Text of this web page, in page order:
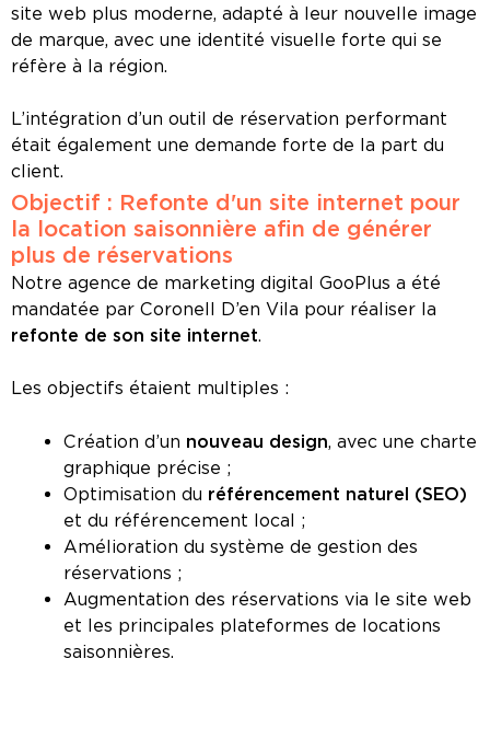
site web plus moderne, adapté à leur nouvelle image
de marque, avec une identité visuelle forte qui se
réfère à la région.
L’intégration d’un outil de réservation performant
était également une demande forte de la part du
client.
Objectif : Refonte d'un site internet pour
la location saisonnière afin de générer
plus de réservations
Notre agence de marketing digital GooPlus a été
mandatée par Coronell D’en Vila pour réaliser la
refonte de son site internet.
Les objectifs étaient multiples :
Création d’un nouveau design, avec une charte
graphique précise ;
Optimisation du référencement naturel (SEO)
et du référencement local ;
Amélioration du système de gestion des
réservations ;
Augmentation des réservations via le site web
et les principales plateformes de locations
saisonnières.